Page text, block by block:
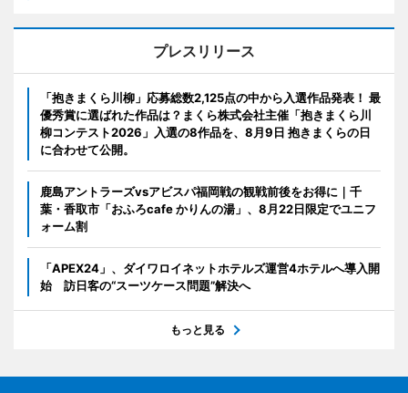
プレスリリース
「抱きまくら川柳」応募総数2,125点の中から入選作品発表！ 最
優秀賞に選ばれた作品は？まくら株式会社主催「抱きまくら川
柳コンテスト2026」入選の8作品を、8月9日 抱きまくらの日
に合わせて公開。
鹿島アントラーズvsアビスパ福岡戦の観戦前後をお得に｜千
葉・香取市「おふろcafe かりんの湯」、8月22日限定でユニフ
ォーム割
「APEX24」、ダイワロイネットホテルズ運営4ホテルへ導入開
始 訪日客の“スーツケース問題”解決へ
もっと見る